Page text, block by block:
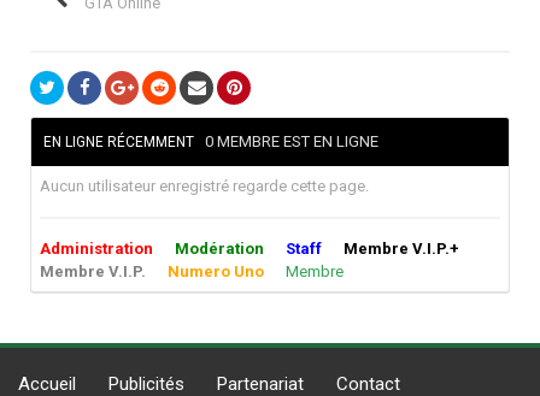
EN LIGNE RÉCEMMENT 0 MEMBRE EST EN LIGNE
Aucun utilisateur enregistré regarde cette page.
Administration Modération Staff
Membre V.I.P.+
Membre V.I.P.
Numero Uno Membre
Accueil Publicités Partenariat Contact